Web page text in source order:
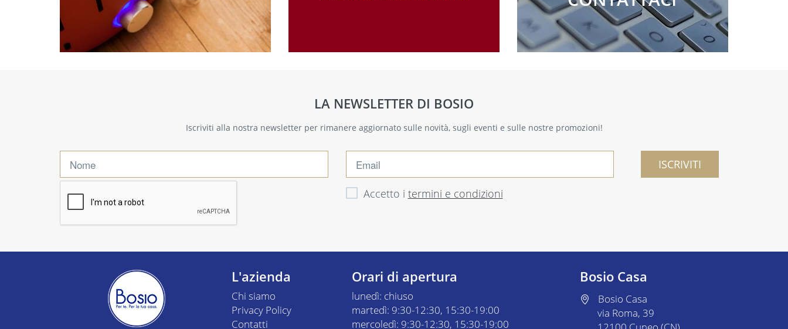
LA NEWSLETTER DI BOSIO
Iscriviti alla nostra newsletter per rimanere aggiornato sulle novità, sugli eventi e sulle nostre promozioni!
ISCRIVITI
Accetto i termini e condizioni
L'azienda
Chi siamo
Privacy Policy
Contatti
Orari di apertura
lunedì: chiuso
martedì: 9:30-12:30, 15:30-19:00
mercoledì: 9:30-12:30, 15:30-19:00
Bosio Casa
Bosio Casa
via Roma, 39